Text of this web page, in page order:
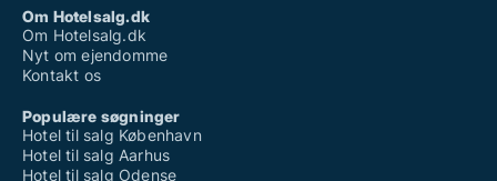
Om Hotelsalg.dk
Om Hotelsalg.dk
Nyt om ejendomme
Kontakt os
Populære søgninger
Hotel til salg København
Hotel til salg Aarhus
Hotel til salg Odense